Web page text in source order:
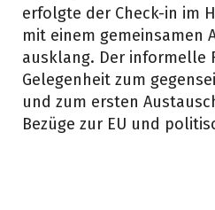
erfolgte der Check-in im
mit einem gemeinsamen
ausklang. Der informelle
Gelegenheit zum
und zum ersten
Bezüge zur EU und